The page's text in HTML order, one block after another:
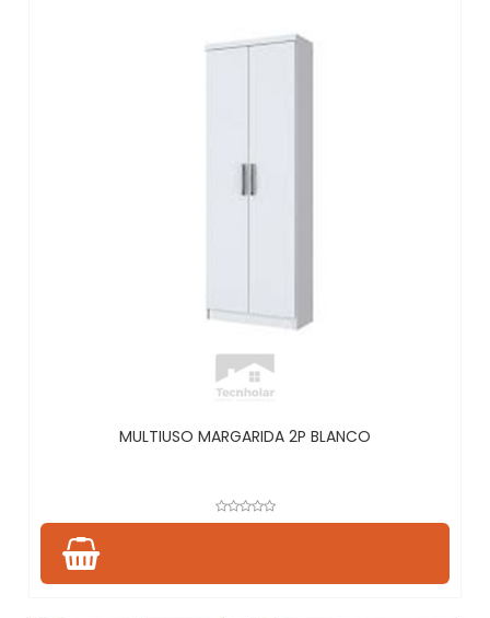
MULTIUSO MARGARIDA 2P BLANCO